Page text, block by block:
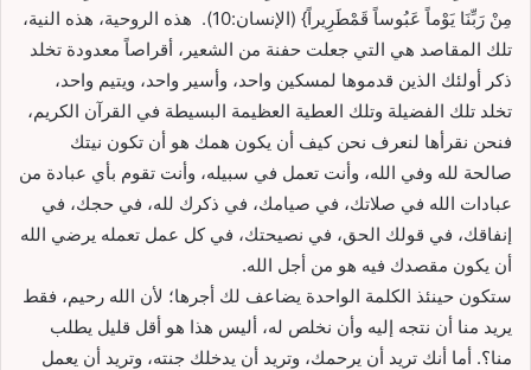
مِنْ رَبِّنَا يَوْماً عَبُوساً قَمْطَرِيراً} (الإنسان:10). هذه الروحية، هذه النية،
تلك المقاصد هي التي جعلت حفنة من الشعير، أقراصاً معدودة تخلد
ذكر أولئك الذين قدموها لمسكين واحد، وأسير واحد، ويتيم واحد،
تخلد تلك الفضيلة وتلك العطية العظيمة البسيطة في القرآن الكريم،
فنحن نقرأها لنعرف نحن كيف أن يكون همك هو أن تكون نيتك
صالحة لله وفي الله، وأنت تعمل في سبيله، وأنت تقوم بأي عبادة من
عبادات الله في صلاتك، في صيامك، في ذكرك لله، في حجك، في
إنفاقك، في قولك الحق، في نصيحتك، في كل عمل تعمله يرضي الله
أن يكون مقصدك فيه هو من أجل الله.
ستكون حينئذ الكلمة الواحدة يضاعف لك أجرها؛ لأن الله رحيم، فقط
يريد منا أن نتجه إليه وأن نخلص له، أليس هذا هو أقل قليل يطلب
منا؟. أما أنك تريد أن يرحمك، وتريد أن يدخلك جنته، وتريد أن يعمل